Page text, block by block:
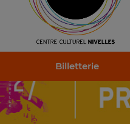
Billetterie